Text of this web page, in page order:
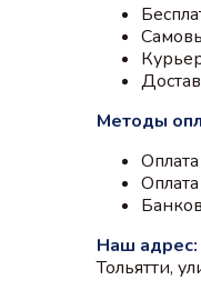
Методы
Наш адрес:
Тольятти,